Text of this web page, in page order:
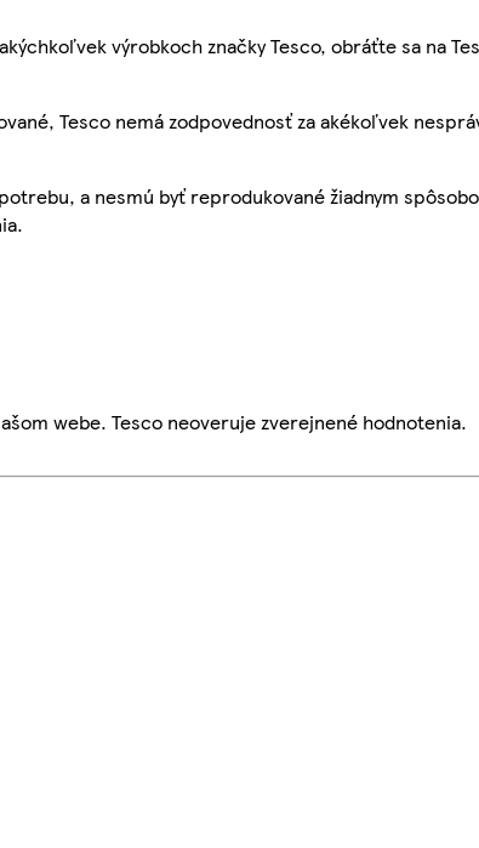
výrobkoch značky Tesco, obráťte sa na
Tesco nemá zodpovednosť za akékoľvek
a nesmú byť reprodukované žiadnym
webe. Tesco neoveruje zverejnené hodnotenia.